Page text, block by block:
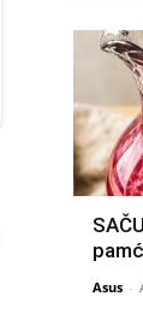
Asus -